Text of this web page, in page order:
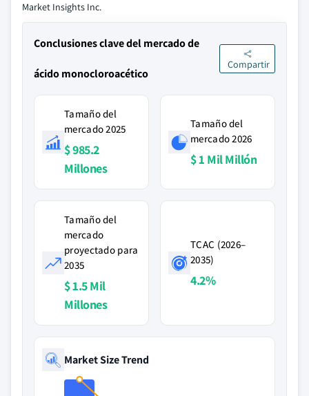
Market Insights Inc.
Conclusiones clave del mercado de
ácido monocloroacético
Compartir
Tamaño del
mercado 2025
$ 985.2
Millones
Tamaño del
mercado 2026
$ 1 Mil Millón
Tamaño del
mercado
proyectado para
2035
$ 1.5 Mil
Millones
TCAC (2026–
2035)
4.2%
Market Size Trend